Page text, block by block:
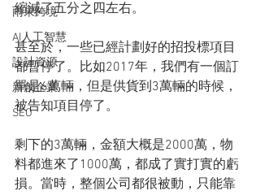
雨果跨境
AI人工智慧
設計資源
新創企業
SEO
縮減了五分之四左右。
甚至於，一些已經計劃好的招投標項目
都暫停了。比如2017年，我們有一個訂
單是6萬輛，但是供貨到3萬輛的時候，
被告知項目停了。
剩下的3萬輛，金額大概是2000萬，物
料都進來了1000萬，都成了實打實的虧
損。當時，整個公司都很被動，只能靠